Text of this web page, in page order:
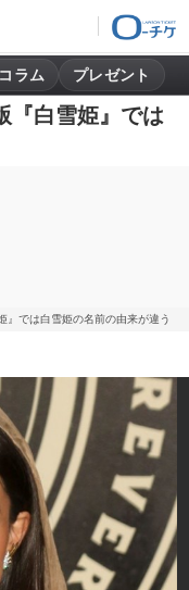
コラム プレゼント
『白雪姫』では
』では白雪姫の名前の由来が違う